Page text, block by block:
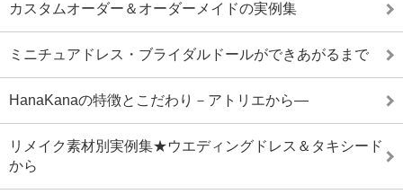
カスタムオーダー＆オーダーメイドの実例集
ミニチュアドレス・ブライダルドールができあがるまで
HanaKanaの特徴とこだわり－アトリエから―
リメイク素材別実例集★ウエディングドレス＆タキシード
から